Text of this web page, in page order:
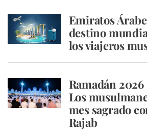
Emiratos
destino
los viajeros
Ramadán
Los
mes sagrado
Rajab